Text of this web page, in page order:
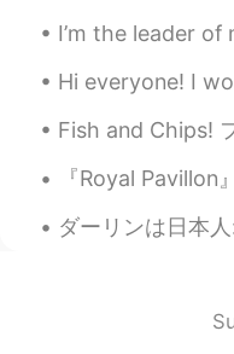
RenaEmo
日本の葬式に
やるべきこと
日本の葬式に
にやるべきこ
が、
祖先に敬意を
I’m the leader of my band! Here’s a
Hi everyone! I would be very grateful if
Fish and Chips! フィッシュアンドチップス！ I
『Royal Pavillon』は、『Brighton』で最もすぐに認識できるも
ダーリンは日本人: 表現の誤解#1 奥さんと付き合い始めた時、よく誤解がありました